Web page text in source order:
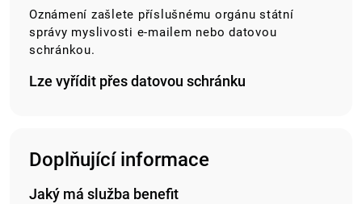
Oznámení zašlete příslušnému orgánu státní
správy myslivosti e-mailem nebo datovou
schránkou.
Lze vyřídit přes datovou schránku
Doplňující informace
Jaký má služba benefit